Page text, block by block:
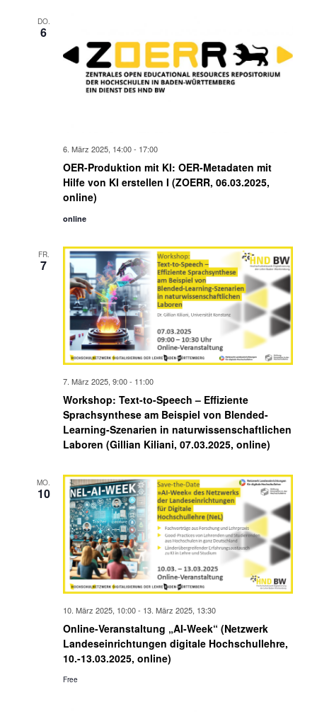
DO.
6
OER-Produktion mit KI: OER-Metadaten mit
Hilfe von KI erstellen I (ZOERR, 06.03.2025,
online)
6. März 2025, 14:00- 17:00
online
FR.
7
Workshop: Text-to-Speech – Effiziente
Sprachsynthese am Beispiel von Blended-
Learning-Szenarien in naturwissenschaftlichen
Laboren (Gillian Kiliani, 07.03.2025, online)
7. März 2025, 9:00- 11:00
MO.
10
Online-Veranstaltung „AI-Week“ (Netzwerk
Landeseinrichtungen digitale Hochschullehre,
10.-13.03.2025, online)
10. März 2025, 10:00- 13. März 2025, 13:30
Free